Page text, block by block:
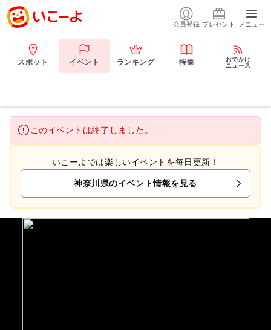
会員登録 プレゼント メニュー
スポット イベント ランキング 特集
おでかけ
ニュース
このイベントは終了しました。
いこーよでは楽しいイベントを毎日更新！
神奈川県のイベント情報を見る